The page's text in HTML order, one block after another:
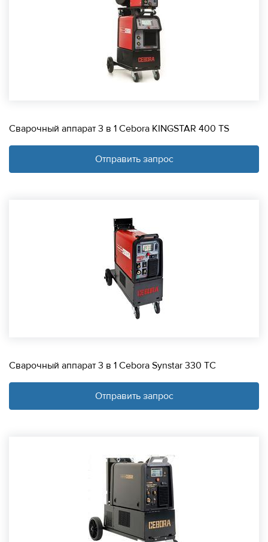
Сварочный аппарат 3 в 1 Cebora KINGSTAR 400 TS
Отправить запрос
Сварочный аппарат 3 в 1 Cebora Synstar 330 TC
Отправить запрос